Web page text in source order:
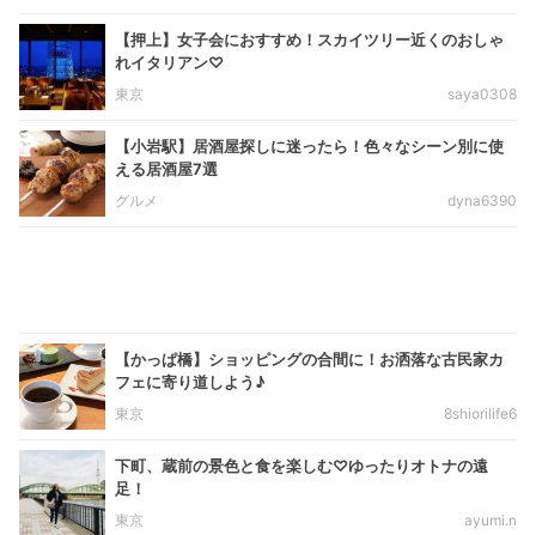
【押上】女子会におすすめ！スカイツリー近くのおしゃ
れイタリアン♡
東京 saya0308
【小岩駅】居酒屋探しに迷ったら！色々なシーン別に使
える居酒屋7選
グルメ dyna6390
【かっぱ橋】ショッピングの合間に！お洒落な古民家カ
フェに寄り道しよう♪
東京 8shiorilife6
下町、蔵前の景色と食を楽しむ♡ゆったりオトナの遠
足！
東京 ayumi.n